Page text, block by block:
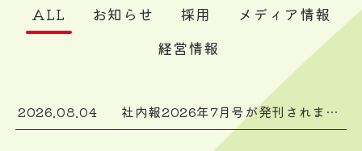
ALL お知らせ 採用
メディア情報
経営情報
2026.08.04 社内報2026年7月号が発刊されました！